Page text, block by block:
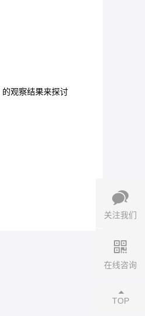
关注我们
在线咨询
TOP
的观察结果来探讨